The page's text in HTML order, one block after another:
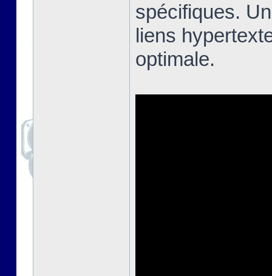
spécifiques.
liens
optimale.